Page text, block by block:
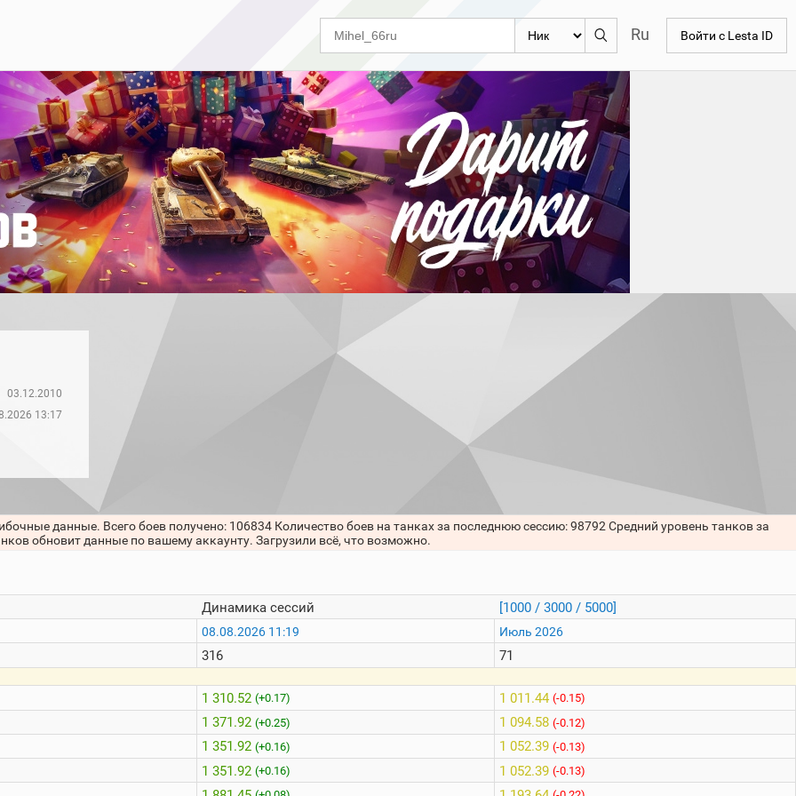
Ru Войти с Lesta ID
03.12.2010
13:17
данные. Всего боев получено: 106834 Количество боев на танках за последнюю сессию: 98792 Средний уровень танков за
обновит данные по вашему аккаунту. Загрузили всё, что возможно.
Динамика сессий
08.08.2026 11:19
316
1 310.52 (+0.17)
1 371.92 (+0.25)
1 351.92 (+0.16)
1 351.92 (+0.16)
[1000 / 3000 / 5000]
Июль 2026
71
1 011.44 (-0.15)
1 094.58 (-0.12)
1 052.39 (-0.13)
1 052.39 (-0.13)